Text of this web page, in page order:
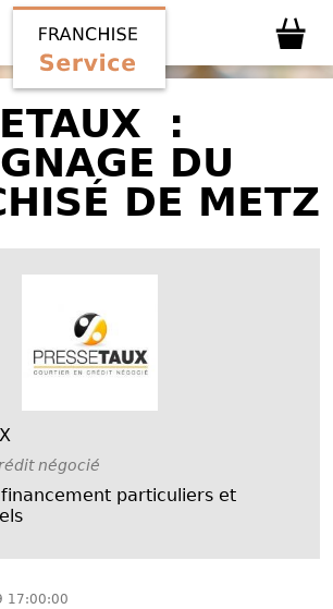
:
DU
DE METZ
négocié
particuliers et
17:00:00